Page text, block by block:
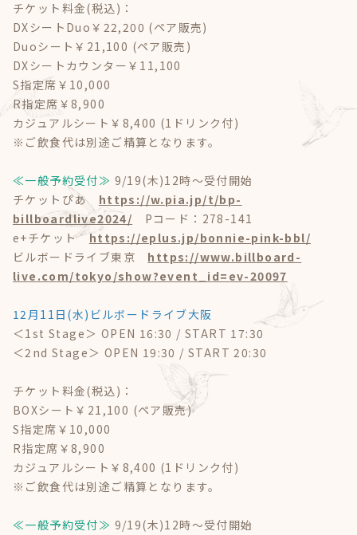
チケット料金(税込)：
DXシートDuo￥22,200 (ペア販売)
Duoシート￥21,100 (ペア販売)
DXシートカウンター￥11,100
S指定席￥10,000
R指定席￥8,900
カジュアルシート￥8,400 (1ドリンク付)
※ご飲食代は別途ご精算となります。
≪一般予約受付≫ 9/19(木)12時～受付開始
チケットぴあ https://w.pia.jp/t/bp-
billboardlive2024/ Pコード：278-141
e+チケット https://eplus.jp/bonnie-pink-bbl/
ビルボードライブ東京 https://www.billboard-
live.com/tokyo/show?event_id=ev-20097
12月11日(水)ビルボードライブ大阪
＜1st Stage＞ OPEN 16:30 / START 17:30
＜2nd Stage＞ OPEN 19:30 / START 20:30
チケット料金(税込)：
BOXシート￥21,100 (ペア販売)
S指定席￥10,000
R指定席￥8,900
カジュアルシート￥8,400 (1ドリンク付)
※ご飲食代は別途ご精算となります。
≪一般予約受付≫ 9/19(木)12時～受付開始